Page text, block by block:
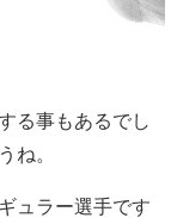
る事もあるでし
ね。
ュラー選手です